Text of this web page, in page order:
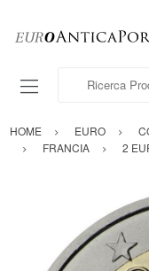
Ricerca Prodotto
HOME EURO
FRANCIA
2